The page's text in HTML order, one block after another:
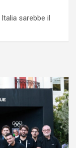
sarebbe il